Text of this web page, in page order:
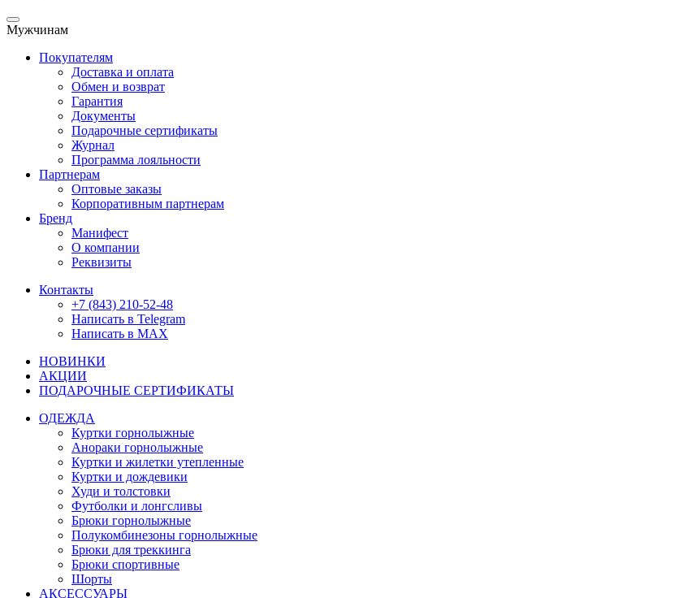
Мужчинам
Покупателям
Доставка и оплата
Обмен и возврат
Гарантия
Документы
Подарочные сертификаты
Журнал
Программа лояльности
Партнерам
Оптовые заказы
Корпоративным партнерам
Бренд
Манифест
О компании
Реквизиты
Контакты
+7 (843) 210-52-48
Написать в Telegram
Написать в MAX
НОВИНКИ
АКЦИИ
ПОДАРОЧНЫЕ СЕРТИФИКАТЫ
ОДЕЖДА
Куртки горнолыжные
Анораки горнолыжные
Куртки и жилетки утепленные
Куртки и дождевики
Худи и толстовки
Футболки и лонгсливы
Брюки горнолыжные
Полукомбинезоны горнолыжные
Брюки для треккинга
Брюки спортивные
Шорты
АКСЕССУАРЫ